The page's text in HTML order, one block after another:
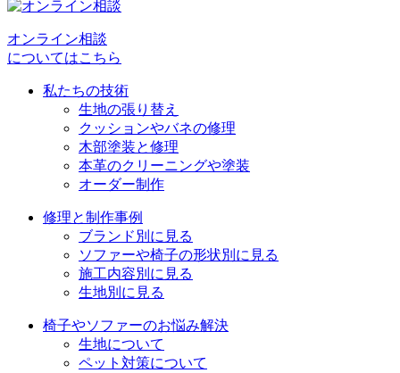
ー
オンライン相談
についてはこちら
私たちの技術
生地の張り替え
クッションやバネの修理
木部塗装と修理
本革のクリーニングや塗装
オーダー制作
修理と制作事例
ブランド別に見る
ソファーや椅子の形状別に見る
施工内容別に見る
生地別に見る
椅子やソファーのお悩み解決
生地について
ペット対策について